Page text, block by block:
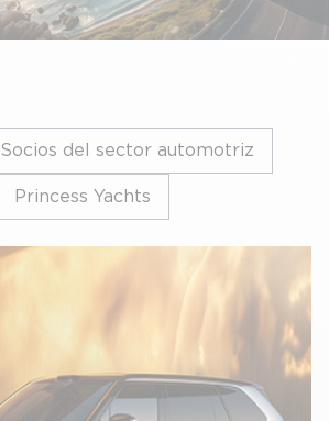
Socios del sector automotriz
Princess Yachts